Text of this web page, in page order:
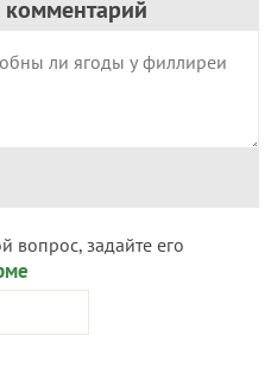
комментарий
вопрос, задайте его